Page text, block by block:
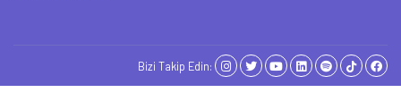
Bizi Takip Edin: